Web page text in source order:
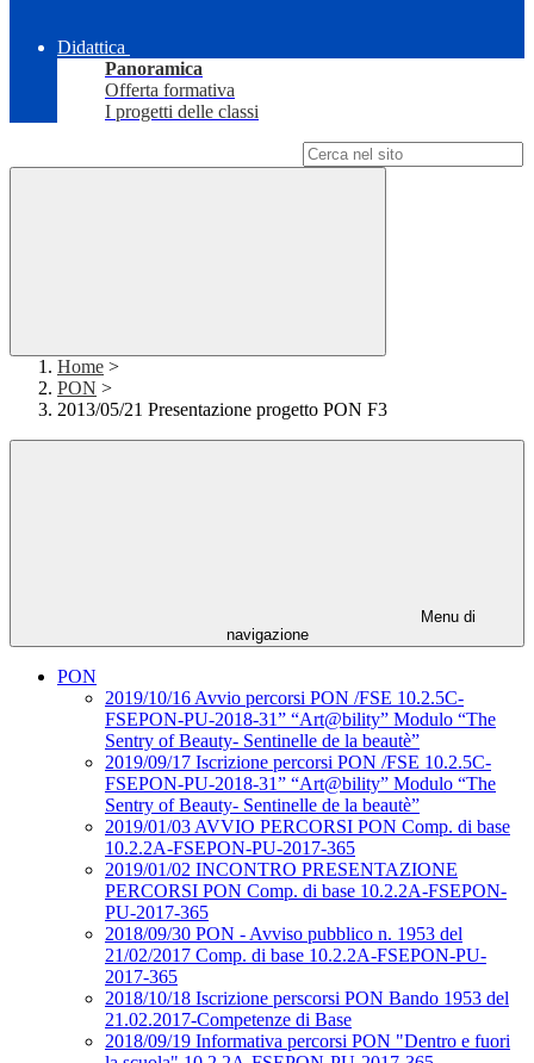
Didattica
Panoramica
Offerta formativa
I progetti delle classi
Home >
PON >
2013/05/21 Presentazione progetto PON F3
Menu di
navigazione
PON
2019/10/16 Avvio percorsi PON /FSE 10.2.5C-
FSEPON-PU-2018-31” “Art@bility” Modulo “The
Sentry of Beauty- Sentinelle de la beautè”
2019/09/17 Iscrizione percorsi PON /FSE 10.2.5C-
FSEPON-PU-2018-31” “Art@bility” Modulo “The
Sentry of Beauty- Sentinelle de la beautè”
2019/01/03 AVVIO PERCORSI PON Comp. di base
10.2.2A-FSEPON-PU-2017-365
2019/01/02 INCONTRO PRESENTAZIONE
PERCORSI PON Comp. di base 10.2.2A-FSEPON-
PU-2017-365
2018/09/30 PON - Avviso pubblico n. 1953 del
21/02/2017 Comp. di base 10.2.2A-FSEPON-PU-
2017-365
2018/10/18 Iscrizione perscorsi PON Bando 1953 del
21.02.2017-Competenze di Base
2018/09/19 Informativa percorsi PON "Dentro e fuori